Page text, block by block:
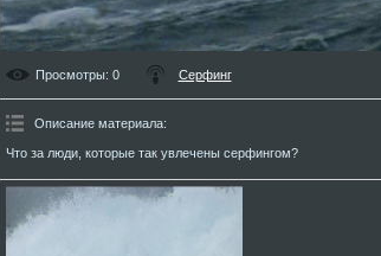
Просмотры: 0 Серфинг
Описание материала:
Что за люди, которые так увлечены серфингом?